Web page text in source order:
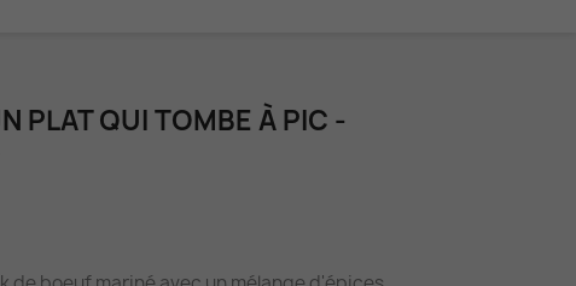
PLAT QUI TOMBE À PIC -